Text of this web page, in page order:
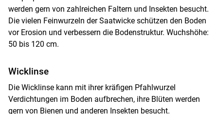
werden gern von zahlreichen Faltern und Insekten besucht.
Die vielen Feinwurzeln der Saatwicke schützen den Boden
vor Erosion und verbessern die Bodenstruktur. Wuchshöhe:
50 bis 120 cm.
Wicklinse
Die Wicklinse kann mit ihrer kräfigen Pfahlwurzel
Verdichtungen im Boden aufbrechen, ihre Blüten werden
gern von Bienen und anderen Insekten besucht.